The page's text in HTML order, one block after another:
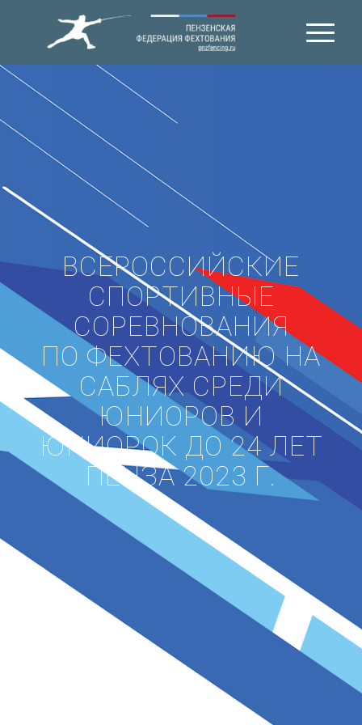
ВСЕРОССИЙСКИЕ
СПОРТИВНЫЕ
СОРЕВНОВАНИЯ
ПО ФЕХТОВАНИЮ НА
САБЛЯХ СРЕДИ
ЮНИОРОВ И
ЮНИОРОК ДО 24 ЛЕТ
ПЕНЗА 2023 Г.